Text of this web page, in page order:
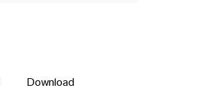
Download